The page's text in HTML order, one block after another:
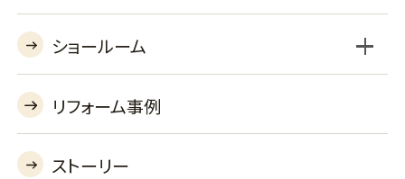
BSLプラン セレクトプラン
収納オプション 機器オプションを見る
あんしん保証
工事対応エリア
ショールーム
リフォームショールーム
リフォーム事例
ストーリー